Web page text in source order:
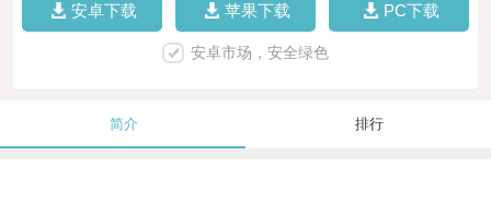
安卓下载 苹果下载 PC下载
安卓市场，安全绿色
简介 排行